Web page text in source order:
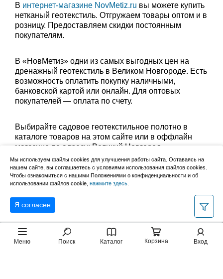
Меню Поиск Каталог Корзина Вход
В интернет-магазине NovMetiz.ru вы можете купить
нетканый геотекстиль. Отгружаем товары оптом и в
розницу. Предоставляем скидки постоянным
покупателям.
В «НовМетиз» одни из самых выгодных цен на
дренажный геотекстиль в Великом Новгороде. Есть
возможность оплатить покупку наличными,
банковской картой или онлайн. Для оптовых
покупателей — оплата по счету.
Выбирайте садовое геотекстильное полотно в
каталоге товаров на этом сайте или в оффлайн
магазине по адресу: Великий Новгород,
Сырковское шоссе, 8а (по будням с 9:00 до 17:00, в
субботу с 9:00 до 13:00). Забрать заказ можно
лично в пункте выдачи или оформить доставку до
дома.
Мы используем файлы cookies для улучшения работы сайта. Оставаясь на
нашем сайте, вы соглашаетесь с условиями использования файлов cookies.
Чтобы ознакомиться с нашими Положениями о конфиденциальности и об
использовании файлов cookie, нажмите здесь
Я согласен